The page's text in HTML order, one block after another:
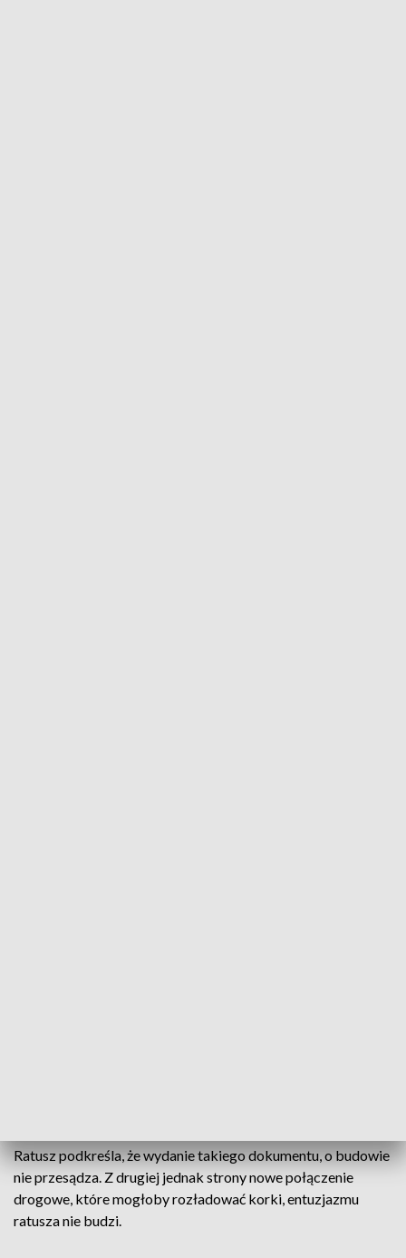
Ratusz podkreśla, że wydanie takiego dokumentu, o budowie
nie przesądza. Z drugiej jednak strony nowe połączenie
drogowe, które mogłoby rozładować korki, entuzjazmu
ratusza nie budzi.